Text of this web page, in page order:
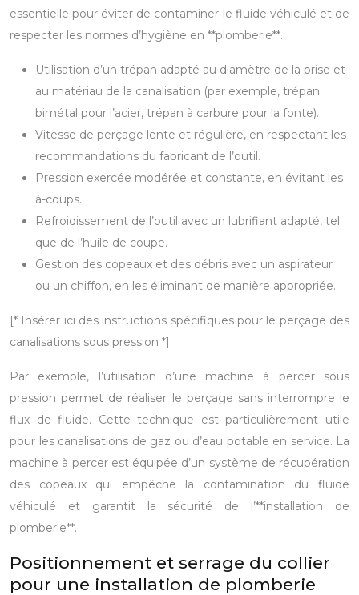
essentielle pour éviter de contaminer le fluide véhiculé et de
respecter les normes d’hygiène en **plomberie**.
Utilisation d’un trépan adapté au diamètre de la prise et
au matériau de la canalisation (par exemple, trépan
bimétal pour l’acier, trépan à carbure pour la fonte).
Vitesse de perçage lente et régulière, en respectant les
recommandations du fabricant de l’outil.
Pression exercée modérée et constante, en évitant les
à-coups.
Refroidissement de l’outil avec un lubrifiant adapté, tel
que de l’huile de coupe.
Gestion des copeaux et des débris avec un aspirateur
ou un chiffon, en les éliminant de manière appropriée.
[* Insérer ici des instructions spécifiques pour le perçage des
canalisations sous pression *]
Par exemple, l’utilisation d’une machine à percer sous
pression permet de réaliser le perçage sans interrompre le
flux de fluide. Cette technique est particulièrement utile
pour les canalisations de gaz ou d’eau potable en service. La
machine à percer est équipée d’un système de récupération
des copeaux qui empêche la contamination du fluide
véhiculé et garantit la sécurité de l’**installation de
plomberie**.
Positionnement et serrage du collier
pour une installation de plomberie